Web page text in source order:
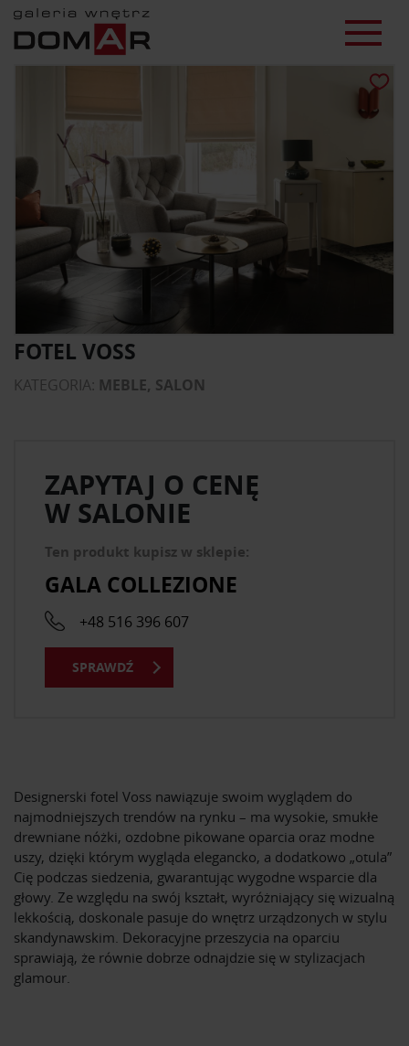
FOTEL VOSS
KATEGORIA: MEBLE, SALON
Designerski fotel Voss nawiązuje swoim wyglądem do
najmodniejszych trendów na rynku – ma wysokie, smukłe
drewniane nóżki, ozdobne pikowane oparcia oraz modne
uszy, dzięki którym wygląda elegancko, a dodatkowo „otula”
Cię podczas siedzenia, gwarantując wygodne wsparcie dla
głowy. Ze względu na swój kształt, wyróżniający się wizualną
lekkością, doskonale pasuje do wnętrz urządzonych w stylu
skandynawskim. Dekoracyjne przeszycia na oparciu
sprawiają, że równie dobrze odnajdzie się w stylizacjach
glamour.
ZAPYTAJ O CENĘ
W SALONIE
Ten produkt kupisz w sklepie:
GALA COLLEZIONE
+48 516 396 607
SPRAWDŹ